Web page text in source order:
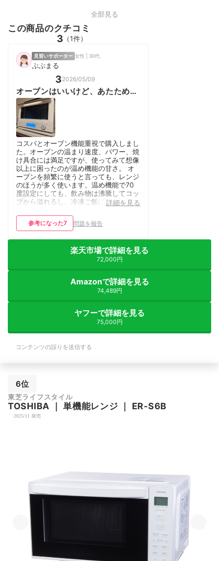
全部見る
この商品のクチコミ
3 （1件）
見習いサポーター 女性 | 30代
ぷぷまる
3 2026/05/09
オーブンはいいけど、あたためは
△
コスパとオーブン機能重視で購入しまし
た。オーブンの温まり速度、パワー、焼
け具合には満足ですが、使ってみて想像
以上に困ったのが温め機能の甘さ。 オ
ーブンを頻繁に使うと言っても、レンジ
のほうが多く使います。温め機能で70
度設定にしても、飲み物は沸騰してコッ
プから溢れるし、冷凍ご飯は熱々のとこ
一度でちょうどよくなることはないの
で、かなり残念です。
詳細を見る
参考になった7 問題を報告
楽天市場で詳細を見る
72,000円
Amazonで詳細を見る
74,489円
ヤフーで詳細を見る
75,000円
コンテンツの誤りを送信する
6位
東芝ライフスタイル
TOSHIBA ｜単機能レンジ ER-S6B
2025/11 発売